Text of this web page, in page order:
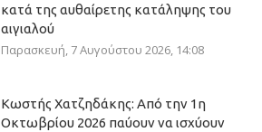
κατά της αυθαίρετης κατάληψης του
αιγιαλού
Παρασκευή, 7 Αυγούστου 2026, 14:08
Κωστής Χατζηδάκης: Από την 1η
Οκτωβρίου 2026 παύουν να ισχύουν